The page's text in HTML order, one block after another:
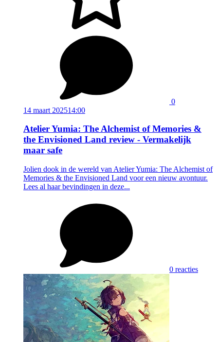
0
14 maart 202514:00
Atelier Yumia: The Alchemist of Memories &
the Envisioned Land review - Vermakelijk
maar safe
Jolien dook in de wereld van Atelier Yumia: The Alchemist of
Memories & the Envisioned Land voor een nieuw avontuur.
Lees al haar bevindingen in deze...
0 reacties